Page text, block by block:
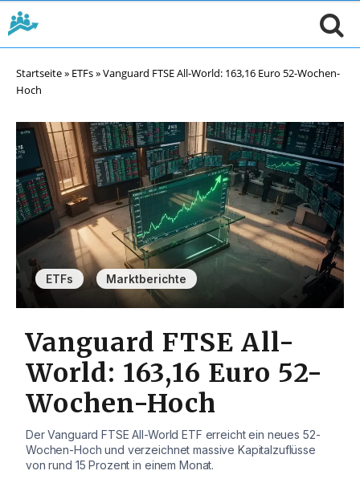
Startseite» ETFs»Vanguard FTSE All-World: 163,16 Euro 52-Wochen-
Hoch
ETFs , Marktberichte
Vanguard FTSE All-
World: 163,16 Euro 52-
Wochen-Hoch
Der Vanguard FTSE All-World ETF erreicht ein neues 52-
Wochen-Hoch und verzeichnet massive Kapitalzuflüsse
von rund 15 Prozent in einem Monat.